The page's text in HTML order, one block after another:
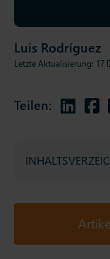
Teilen:
Luis Rodríguez
Letzte Aktualisierung: 17